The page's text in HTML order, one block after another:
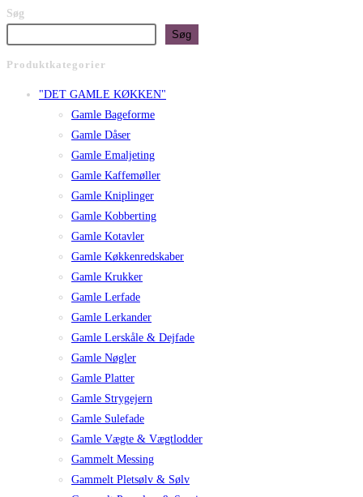
Søg
Søg
Produktkategorier
"DET GAMLE KØKKEN"
Gamle Bageforme
Gamle Dåser
Gamle Emaljeting
Gamle Kaffemøller
Gamle Kniplinger
Gamle Kobberting
Gamle Kotavler
Gamle Køkkenredskaber
Gamle Krukker
Gamle Lerfade
Gamle Lerkander
Gamle Lerskåle & Dejfade
Gamle Nøgler
Gamle Platter
Gamle Strygejern
Gamle Sulefade
Gamle Vægte & Vægtlodder
Gammelt Messing
Gammelt Pletsølv & Sølv